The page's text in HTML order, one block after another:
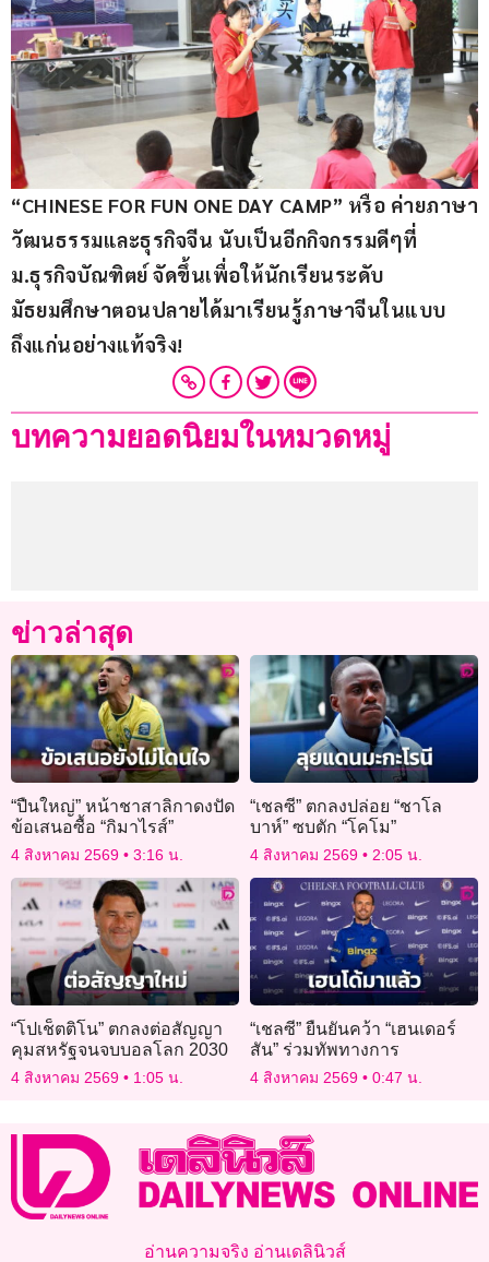
“CHINESE FOR FUN ONE DAY CAMP” หรือ ค่ายภาษา
วัฒนธรรมและธุรกิจจีน นับเป็นอีกกิจกรรมดีๆที่
ม.ธุรกิจบัณฑิตย์ จัดขึ้นเพื่อให้นักเรียนระดับ
มัธยมศึกษาตอนปลายได้มาเรียนรู้ภาษาจีนในแบบ
ถึงแก่นอย่างแท้จริง!
บทความยอดนิยมในหมวดหมู่
ข่าวล่าสุด
“ปืนใหญ่” หน้าชาสาลิกาดงปัด
ข้อเสนอซื้อ “กิมาไรส์”
4 สิงหาคม 2569 3:16 น.
“เชลซี” ตกลงปล่อย “ชาโล
บาห์” ซบตัก “โคโม”
4 สิงหาคม 2569 2:05 น.
“โปเช็ตติโน” ตกลงต่อสัญญา
คุมสหรัฐจนจบบอลโลก 2030
4 สิงหาคม 2569 1:05 น.
“เชลซี” ยืนยันคว้า “เฮนเดอร์
สัน” ร่วมทัพทางการ
4 สิงหาคม 2569 0:47 น.
อ่านความจริง อ่านเดลินิวส์